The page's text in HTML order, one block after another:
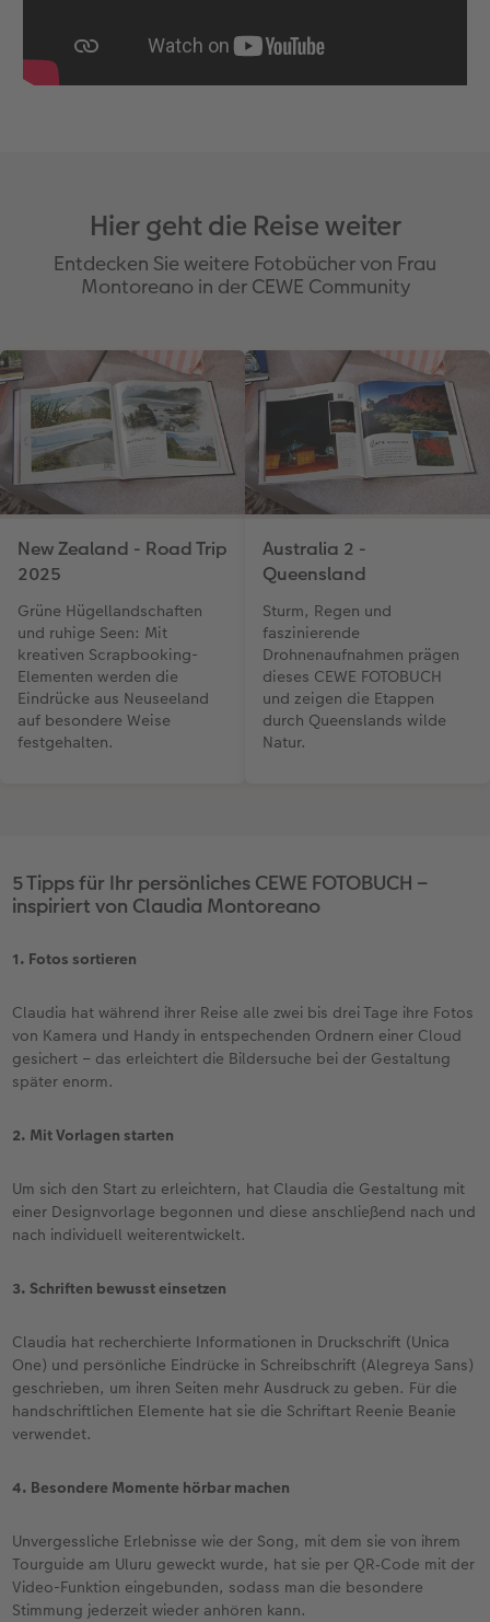
Hier geht die Reise weiter
Entdecken Sie weitere Fotobücher von Frau
Montoreano in der CEWE Community
New Zealand - Road Trip
2025
Grüne Hügellandschaften
und ruhige Seen: Mit
kreativen Scrapbooking-
Elementen werden die
Eindrücke aus Neuseeland
auf besondere Weise
festgehalten.
Australia 2 -
Queensland
Sturm, Regen und
faszinierende
Drohnenaufnahmen prägen
dieses CEWE FOTOBUCH
und zeigen die Etappen
durch Queenslands wilde
Natur.
5 Tipps für Ihr persönliches CEWE FOTOBUCH –
inspiriert von Claudia Montoreano
1. Fotos sortieren
Claudia hat während ihrer Reise alle zwei bis drei Tage ihre Fotos
von Kamera und Handy in entspechenden Ordnern einer Cloud
gesichert – das erleichtert die Bildersuche bei der Gestaltung
später enorm.
2. Mit Vorlagen starten
Um sich den Start zu erleichtern, hat Claudia die Gestaltung mit
einer Designvorlage begonnen und diese anschließend nach und
nach individuell weiterentwickelt.
3. Schriften bewusst einsetzen
Claudia hat recherchierte Informationen in Druckschrift (Unica
One) und persönliche Eindrücke in Schreibschrift (Alegreya Sans)
geschrieben, um ihren Seiten mehr Ausdruck zu geben. Für die
handschriftlichen Elemente hat sie die Schriftart Reenie Beanie
verwendet.
4. Besondere Momente hörbar machen
Unvergessliche Erlebnisse wie der Song, mit dem sie von ihrem
Tourguide am Uluru geweckt wurde, hat sie per QR‑Code mit der
Video-Funktion eingebunden, sodass man die besondere
Stimmung jederzeit wieder anhören kann.